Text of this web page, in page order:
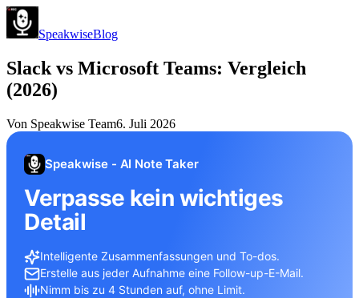
SpeakwiseBlog
Slack vs Microsoft Teams: Vergleich
(2026)
Von Speakwise Team6. Juli 2026
Speakwise - AI Note Taker
Verpasse kein wichtiges
Detail
Intelligente Zusammenfassungen und To-dos.
Erstelle aus jeder Aufnahme eine Follow-up-E-Mail.
Nimm bis zu 4 Stunden auf, ohne Limit.